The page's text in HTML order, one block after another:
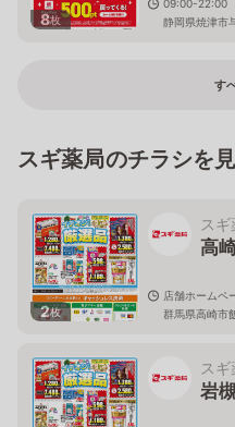
8枚
09:00-22:00
静岡県焼津市
す
スギ薬局のチラシを
2枚
スギ
高
店舗ホームペ
群馬県高崎市
スギ
岩